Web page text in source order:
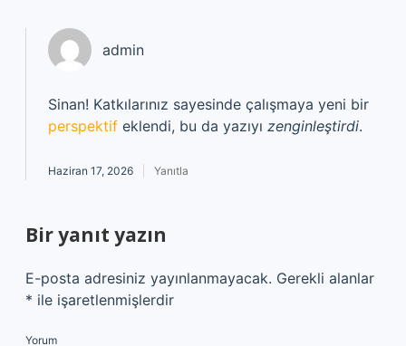
admin
Sinan! Katkılarınız sayesinde çalışmaya yeni bir
perspektif eklendi, bu da yazıyı zenginleştirdi.
Haziran 17, 2026 Yanıtla
Bir yanıt yazın
E-posta adresiniz yayınlanmayacak. Gerekli alanlar
* ile işaretlenmişlerdir
Yorum